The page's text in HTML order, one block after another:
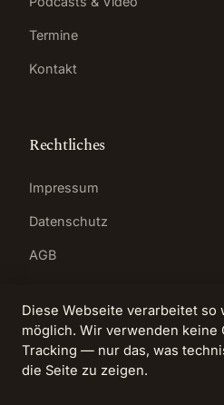
Termine
Kontakt
Rechtliches
Impressum
Datenschutz
AGB
© 2026 Anita Heyer ·
Diese Webseite verarbeitet so
möglich. Wir verwenden keine
Tracking — nur das, was
die Seite zu zeigen.